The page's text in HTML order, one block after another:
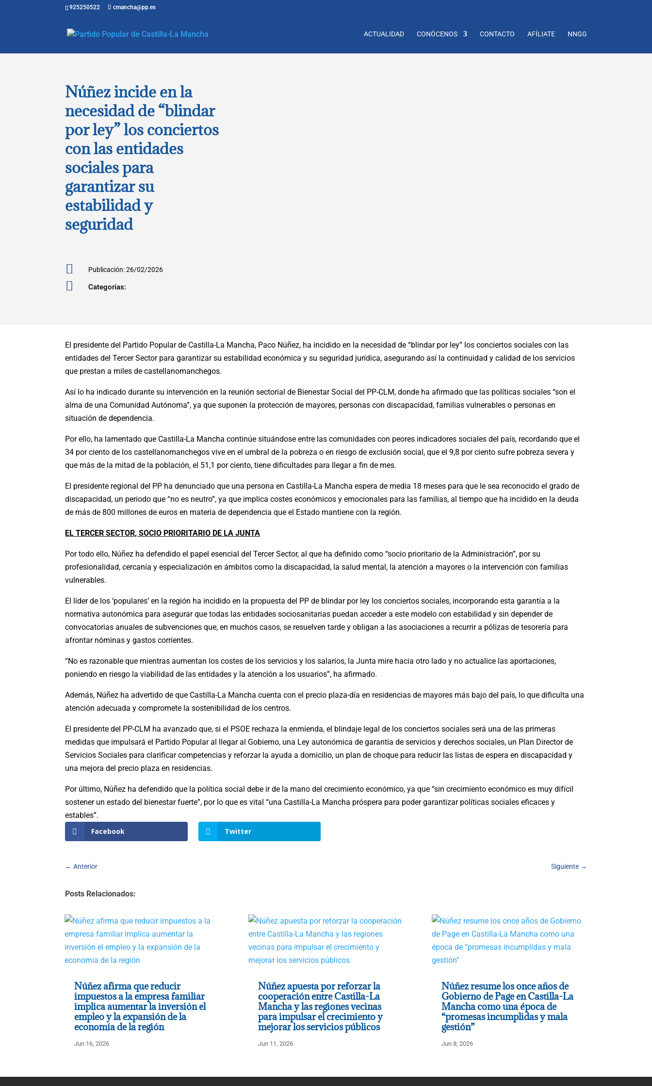
925250522 cmancha@pp.es
ACTUALIDAD CONÓCENOS CONTACTO AFÍLIATE NNGG
Núñez incide en la
necesidad de “blindar
por ley” los conciertos
con las entidades
sociales para
garantizar su
estabilidad y
seguridad
 Publicación: 26/02/2026
 Categorías:
El presidente del Partido Popular de Castilla-La Mancha, Paco Núñez, ha incidido en la necesidad de “blindar por ley” los conciertos sociales con las
entidades del Tercer Sector para garantizar su estabilidad económica y su seguridad jurídica, asegurando así la continuidad y calidad de los servicios
que prestan a miles de castellanomanchegos.
Así lo ha indicado durante su intervención en la reunión sectorial de Bienestar Social del PP-CLM, donde ha afirmado que las políticas sociales “son el
alma de una Comunidad Autónoma”, ya que suponen la protección de mayores, personas con discapacidad, familias vulnerables o personas en
situación de dependencia.
Por ello, ha lamentado que Castilla-La Mancha continúe situándose entre las comunidades con peores indicadores sociales del país, recordando que el
34 por ciento de los castellanomanchegos vive en el umbral de la pobreza o en riesgo de exclusión social, que el 9,8 por ciento sufre pobreza severa y
que más de la mitad de la población, el 51,1 por ciento, tiene dificultades para llegar a fin de mes.
El presidente regional del PP ha denunciado que una persona en Castilla-La Mancha espera de media 18 meses para que le sea reconocido el grado de
discapacidad, un periodo que “no es neutro”, ya que implica costes económicos y emocionales para las familias, al tiempo que ha incidido en la deuda
de más de 800 millones de euros en materia de dependencia que el Estado mantiene con la región.
EL TERCER SECTOR, SOCIO PRIORITARIO DE LA JUNTA
Por todo ello, Núñez ha defendido el papel esencial del Tercer Sector, al que ha definido como “socio prioritario de la Administración”, por su
profesionalidad, cercanía y especialización en ámbitos como la discapacidad, la salud mental, la atención a mayores o la intervención con familias
vulnerables.
El líder de los ‘populares’ en la región ha incidido en la propuesta del PP de blindar por ley los conciertos sociales, incorporando esta garantía a la
normativa autonómica para asegurar que todas las entidades sociosanitarias puedan acceder a este modelo con estabilidad y sin depender de
convocatorias anuales de subvenciones que, en muchos casos, se resuelven tarde y obligan a las asociaciones a recurrir a pólizas de tesorería para
afrontar nóminas y gastos corrientes.
“No es razonable que mientras aumentan los costes de los servicios y los salarios, la Junta mire hacia otro lado y no actualice las aportaciones,
poniendo en riesgo la viabilidad de las entidades y la atención a los usuarios”, ha afirmado.
Además, Núñez ha advertido de que Castilla-La Mancha cuenta con el precio plaza-día en residencias de mayores más bajo del país, lo que dificulta una
atención adecuada y compromete la sostenibilidad de los centros.
El presidente del PP-CLM ha avanzado que, si el PSOE rechaza la enmienda, el blindaje legal de los conciertos sociales será una de las primeras
medidas que impulsará el Partido Popular al llegar al Gobierno, una Ley autonómica de garantía de servicios y derechos sociales, un Plan Director de
Servicios Sociales para clarificar competencias y reforzar la ayuda a domicilio, un plan de choque para reducir las listas de espera en discapacidad y
una mejora del precio plaza en residencias.
Por último, Núñez ha defendido que la política social debe ir de la mano del crecimiento económico, ya que “sin crecimiento económico es muy difícil
sostener un estado del bienestar fuerte”, por lo que es vital “una Castilla-La Mancha próspera para poder garantizar políticas sociales eficaces y
estables”.
Facebook
Twitter
←Anterior Siguiente→
Posts Relacionados:
Núñez afirma que reducir
impuestos a la empresa familiar
implica aumentar la inversión el
empleo y la expansión de la
economía de la región
Jun 16, 2026
Núñez apuesta por reforzar la
cooperación entre Castilla-La
Mancha y las regiones vecinas
para impulsar el crecimiento y
mejorar los servicios públicos
Jun 11, 2026
Núñez resume los once años de
Gobierno de Page en Castilla-La
Mancha como una época de
“promesas incumplidas y mala
gestión”
Jun 8, 2026